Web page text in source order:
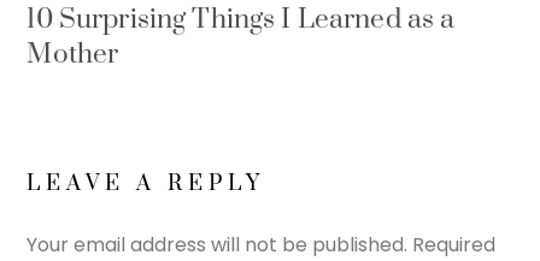
10 Surprising Things I Learned as a
Mother
LEAVE A REPLY
Your email address will not be published. Required